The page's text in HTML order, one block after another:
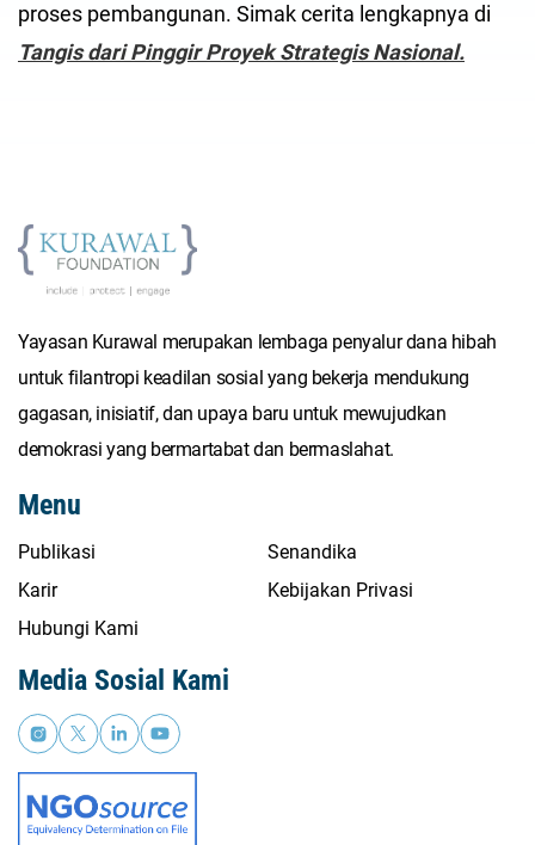
proses pembangunan. Simak cerita lengkapnya di
Tangis dari Pinggir Proyek Strategis Nasional.
Yayasan Kurawal merupakan lembaga penyalur dana hibah
untuk filantropi keadilan sosial yang bekerja mendukung
gagasan, inisiatif, dan upaya baru untuk mewujudkan
demokrasi yang bermartabat dan bermaslahat.
Menu
Publikasi
Senandika
Karir
Kebijakan Privasi
Hubungi Kami
Media Sosial Kami